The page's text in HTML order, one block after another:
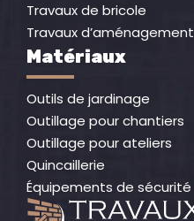
Travaux de bricole
Travaux d’aménagement
Matériaux
Outils de jardinage
Outillage pour chantiers
Outillage pour ateliers
Quincaillerie
Équipements de sécurité